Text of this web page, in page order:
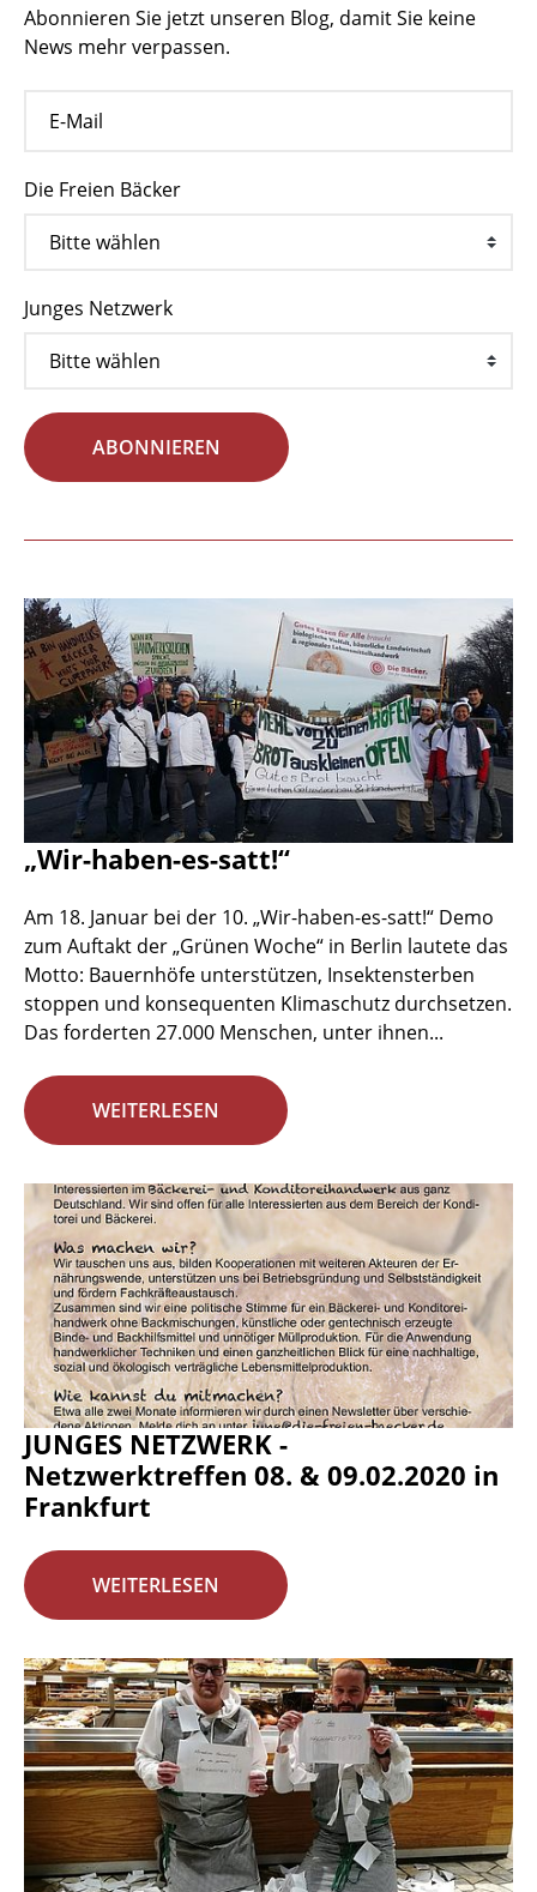
Abonnieren Sie jetzt unseren Blog, damit Sie keine
News mehr verpassen.
Die Freien Bäcker
Junges Netzwerk
ABONNIEREN
„Wir-haben-es-satt!“
Am 18. Januar bei der 10. „Wir-haben-es-satt!“ Demo
zum Auftakt der „Grünen Woche“ in Berlin lautete das
Motto: Bauernhöfe unterstützen, Insektensterben
stoppen und konsequenten Klimaschutz durchsetzen.
Das forderten 27.000 Menschen, unter ihnen...
WEITERLESEN
JUNGES NETZWERK -
Netzwerktreffen 08. & 09.02.2020 in
Frankfurt
WEITERLESEN